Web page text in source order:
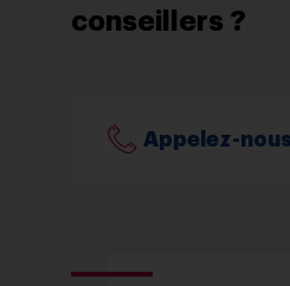
conseillers ?
Appelez-nous